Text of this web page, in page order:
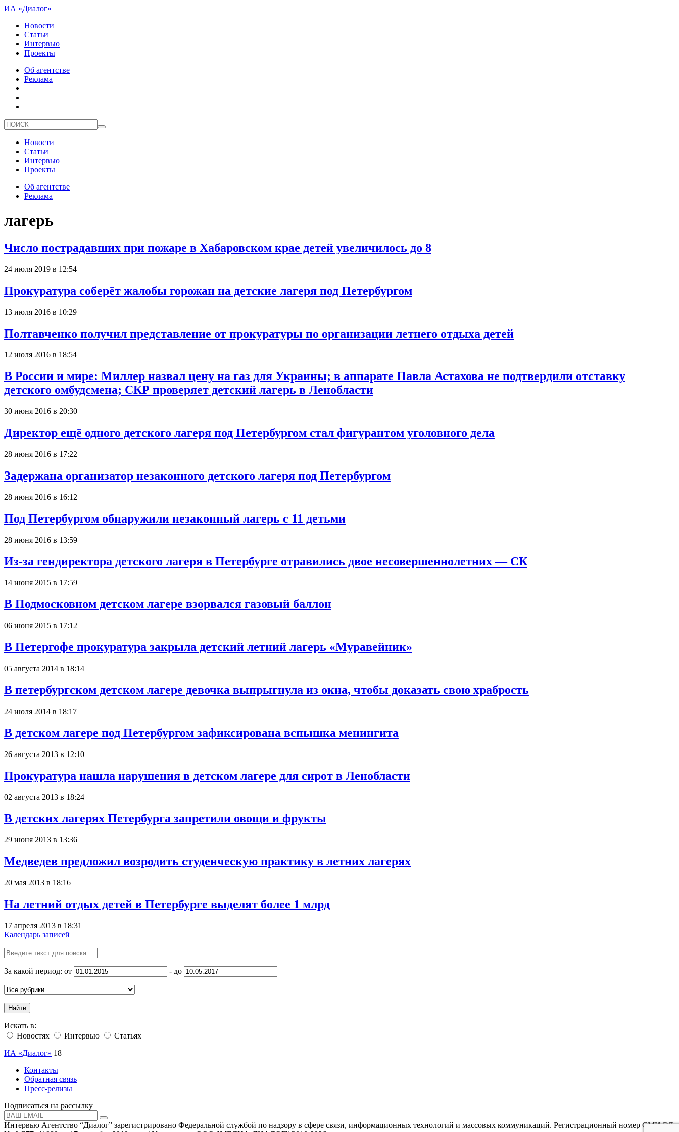
ИА «Диалог»
Новости
Статьи
Интервью
Проекты
Об агентстве
Реклама
Новости
Статьи
Интервью
Проекты
Об агентстве
Реклама
лагерь
Число пострадавших при пожаре в Хабаровском крае детей увеличилось до 8
24 июля 2019 в 12:54
Прокуратура соберёт жалобы горожан на детские лагеря под Петербургом
13 июля 2016 в 10:29
Полтавченко получил представление от прокуратуры по организации летнего отдыха детей
12 июля 2016 в 18:54
В России и мире: Миллер назвал цену на газ для Украины; в аппарате Павла Астахова не подтвердили отставку
детского омбудсмена; СКР проверяет детский лагерь в Ленобласти
30 июня 2016 в 20:30
Директор ещё одного детского лагеря под Петербургом стал фигурантом уголовного дела
28 июня 2016 в 17:22
Задержана организатор незаконного детского лагеря под Петербургом
28 июня 2016 в 16:12
Под Петербургом обнаружили незаконный лагерь с 11 детьми
28 июня 2016 в 13:59
Из-за гендиректора детского лагеря в Петербурге отравились двое несовершеннолетних — СК
14 июня 2015 в 17:59
В Подмосковном детском лагере взорвался газовый баллон
06 июня 2015 в 17:12
В Петергофе прокуратура закрыла детский летний лагерь «Муравейник»
05 августа 2014 в 18:14
В петербургском детском лагере девочка выпрыгнула из окна, чтобы доказать свою храбрость
24 июля 2014 в 18:17
В детском лагере под Петербургом зафиксирована вспышка менингита
26 августа 2013 в 12:10
Прокуратура нашла нарушения в детском лагере для сирот в Ленобласти
02 августа 2013 в 18:24
В детских лагерях Петербурга запретили овощи и фрукты
29 июня 2013 в 13:36
Медведев предложил возродить студенческую практику в летних лагерях
20 мая 2013 в 18:16
На летний отдых детей в Петербурге выделят более 1 млрд
17 апреля 2013 в 18:31
Календарь записей
За какой период: от - до
Найти
Искать в:
Новостях
Интервью
Статьях
ИА «Диалог» 18+
Контакты
Обратная связь
Пресс-релизы
Подписаться на рассылку
Интервью Агентство “Диалог” зарегистрировано Федеральной службой по надзору в сфере связи, информационных технологий и массовых коммуникаций. Регистрационный номер СМИ ЭЛ